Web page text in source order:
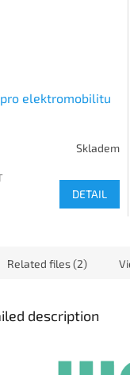
elektromobilitu
Skladem
DETAIL
Related files (2)
description